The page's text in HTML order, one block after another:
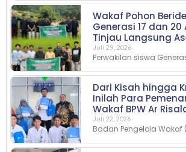
Wakaf Pohon
Generasi 17 dan 20
Tinjau Langsung
Juli 29, 2026
Perwakilan siswa
Dari Kisah hingga
Inilah Para
Wakaf BPW Ar
Juli 22, 2026
Badan Pengelola Wakaf